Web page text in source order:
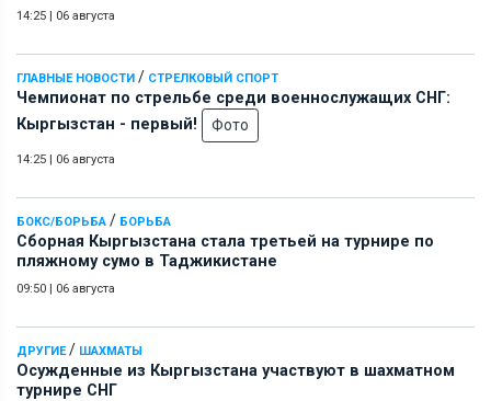
14:25 | 06 августа
ГЛАВНЫЕ НОВОСТИ / СТРЕЛКОВЫЙ СПОРТ
Чемпионат по стрельбе среди военнослужащих СНГ:
Кыргызстан - первый!
Фото
14:25 | 06 августа
БОКС/БОРЬБА / БОРЬБА
Сборная Кыргызстана стала третьей на турнире по
пляжному сумо в Таджикистане
09:50 | 06 августа
ДРУГИЕ/ ШАХМАТЫ
Осужденные из Кыргызстана участвуют в шахматном
турнире СНГ